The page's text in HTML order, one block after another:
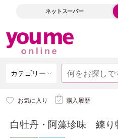
ネットスーパー
カテゴリー
お気に入り 購入履歴
白牡丹・阿藻珍味 練り